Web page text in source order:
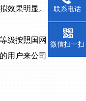
效果明显。
级按照国网
用户来公司
联系电话
微信扫一扫